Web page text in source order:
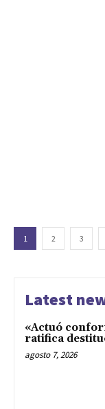
1 2 3
Latest
«Actuó
ratifica
agosto 7, 2026